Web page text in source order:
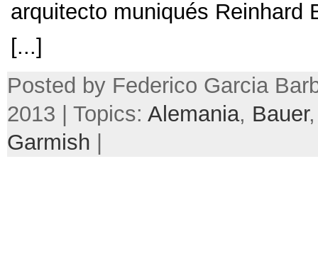
arquitecto muniqués Reinhard
[...]
Posted by Federico Garcia
2013 | Topics: Alemania, Bauer
Garmish